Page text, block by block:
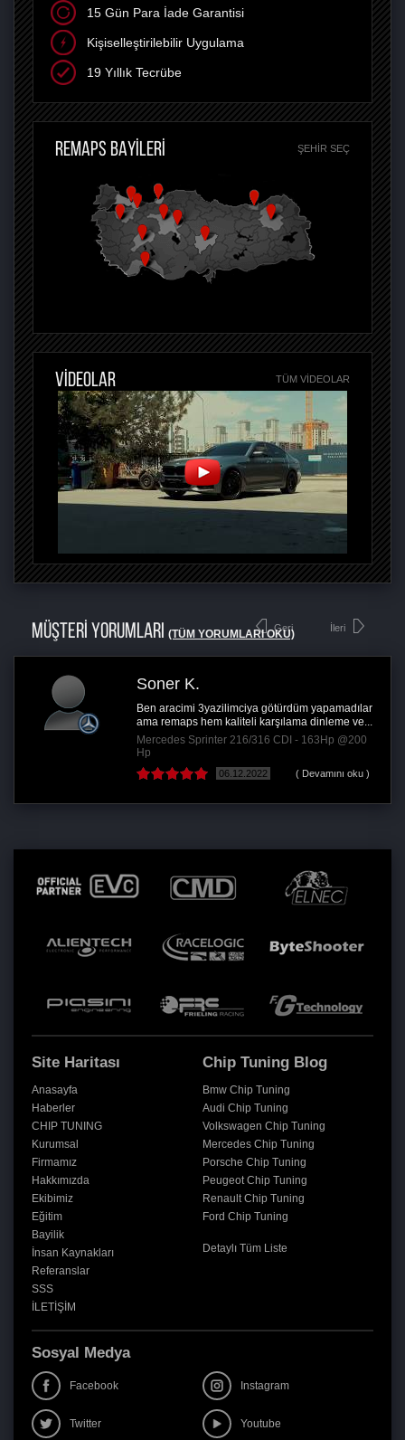
15 Gün Para İade Garantisi
Kişiselleştirilebilir Uygulama
19 Yıllık Tecrübe
REMAPS BAYİLERİ ŞEHIR SEÇ
VİDEOLAR TÜM VIDEOLAR
MÜŞTERİ YORUMLARI (TÜM YORUMLARI OKU)
Geri
Soner K.
Ben aracimi 3yazilimciya götürdüm yapamadılar
ama remaps hem kaliteli karşılama dinleme ve...
Mercedes Sprinter 216/316 CDI - 163Hp @200
Hp
06.12.2022 ( Devamını oku )
İleri
Site Haritası
Anasayfa
Haberler
CHIP TUNING
Kurumsal
Firmamız
Hakkımızda
Ekibimiz
Eğitim
Bayilik
İnsan Kaynakları
Referanslar
SSS
İLETİŞİM
Chip Tuning Blog
Bmw Chip Tuning
Audi Chip Tuning
Volkswagen Chip Tuning
Mercedes Chip Tuning
Porsche Chip Tuning
Peugeot Chip Tuning
Renault Chip Tuning
Ford Chip Tuning
Detaylı Tüm Liste
Sosyal Medya
Facebook Instagram
Twitter Youtube